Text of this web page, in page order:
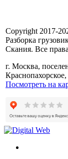
Copyright 2017-
Разборка
Скания. Все
г. Москва,
Посмотреть на